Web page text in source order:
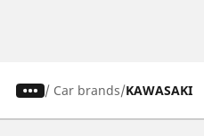
/ Car brands KAWASAKI